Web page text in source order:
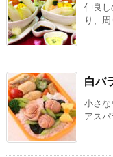
仲良
り、
白バ
小さ
アス